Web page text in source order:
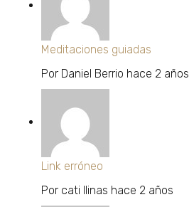
Meditaciones guiadas
Por Daniel Berrio hace 2 años
Link erróneo
Por cati llinas hace 2 años